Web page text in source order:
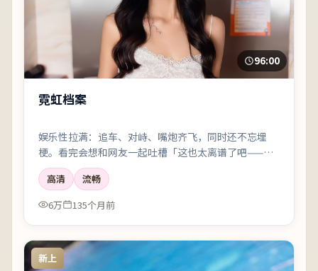
96:00
霓虹档案
娱乐性拉满：追车、对峙、嘴炮齐飞，同时还不忘埋
梗。看完会想和网友一起吐槽「这也太离谱了吧——但
好爽」。
高清
流畅
6万
135个月前
新上